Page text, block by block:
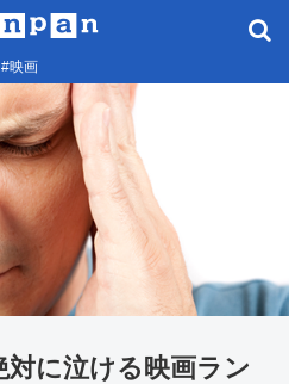
#映画
に泣ける映画ラン